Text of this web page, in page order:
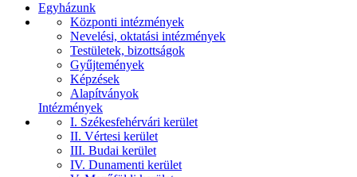
Egyházunk
Központi intézmények
Nevelési, oktatási intézmények
Testületek, bizottságok
Gyűjtemények
Képzések
Alapítványok
Intézmények
I. Székesfehérvári kerület
II. Vértesi kerület
III. Budai kerület
IV. Dunamenti kerület